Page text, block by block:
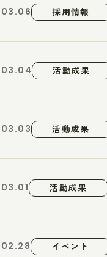
採用情報
活動成果
活動成果
活動成果
イベント